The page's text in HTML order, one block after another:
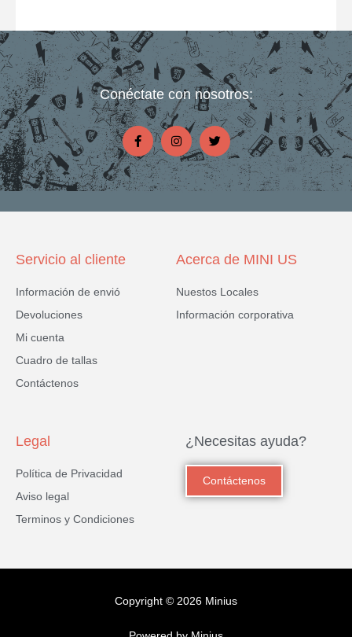
Conéctate con nosotros:
F
a
c
e
b
o
o
I
n
s
t
a
g
r
T
w
i
t
t
e
Servicio al cliente
Información de envió
Devoluciones
Mi cuenta
Cuadro de tallas
Contáctenos
Acerca de MINI US
Nuestos Locales
Información corporativa
Legal
Política de Privacidad
Aviso legal
Terminos y Condiciones
¿Necesitas ayuda?
Contáctenos
Copyright © 2026 Minius